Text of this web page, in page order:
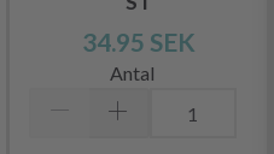
34.95 SEK
Antal